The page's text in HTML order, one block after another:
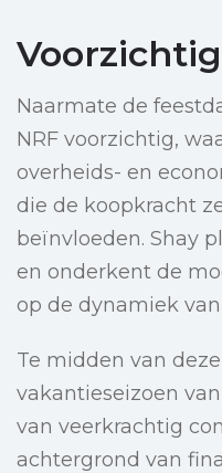
Naarmate de
NRF voorzichtig,
overheids- en
die de koopkracht
beïnvloeden. Shay
en onderkent de
op de dynamiek
Te midden van
vakantieseizoen
van veerkrachtig
achtergrond van